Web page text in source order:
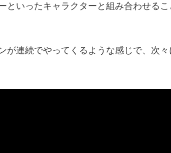
といったキャラクターと組み合わせる
が連続でやってくるような感じで、次